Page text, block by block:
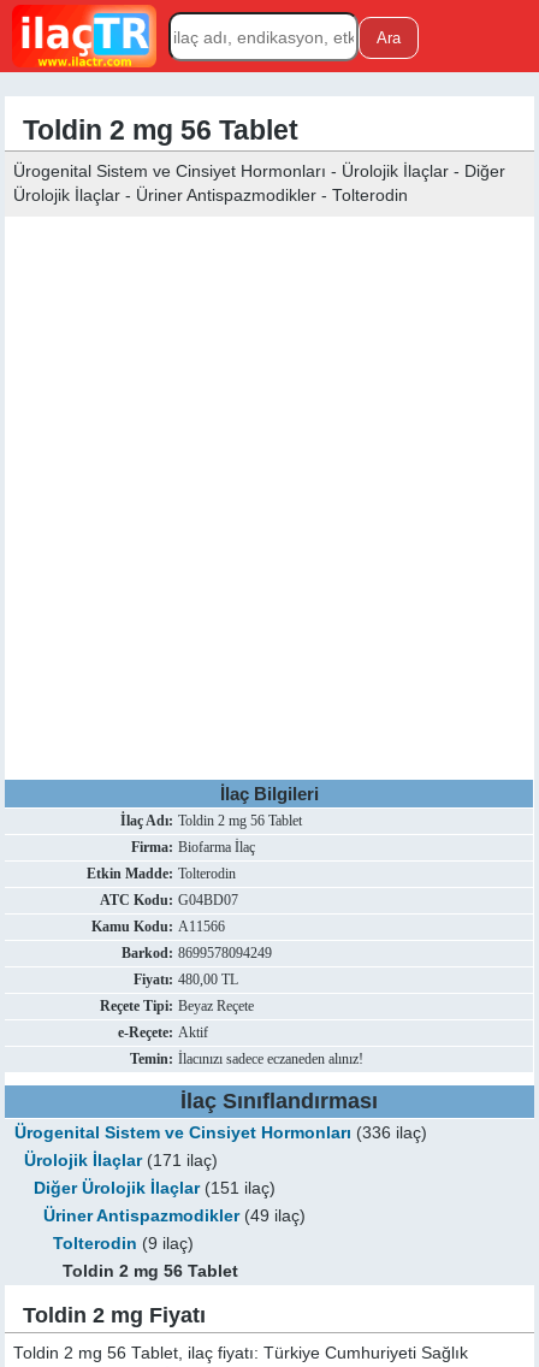
Toldin 2 mg 56 Tablet
Ürogenital Sistem ve Cinsiyet Hormonları - Ürolojik İlaçlar - Diğer
Ürolojik İlaçlar - Üriner Antispazmodikler - Tolterodin
İlaç Bilgileri
İlaç Adı: Toldin 2 mg 56 Tablet
Firma: Biofarma İlaç
Etkin Madde: Tolterodin
ATC Kodu: G04BD07
Kamu Kodu: A11566
Barkod: 8699578094249
Fiyatı: 480,00 TL
Reçete Tipi: Beyaz Reçete
e-Reçete: Aktif
Temin: İlacınızı sadece eczaneden alınız!
İlaç Sınıflandırması
Ürogenital Sistem ve Cinsiyet Hormonları (336 ilaç)
Ürolojik İlaçlar(171 ilaç)
Diğer Ürolojik İlaçlar(151 ilaç)
Üriner Antispazmodikler(49 ilaç)
Tolterodin (9 ilaç)
Toldin 2 mg 56 Tablet
Toldin 2 mg Fiyatı
Toldin 2 mg 56 Tablet, ilaç fiyatı: Türkiye Cumhuriyeti Sağlık